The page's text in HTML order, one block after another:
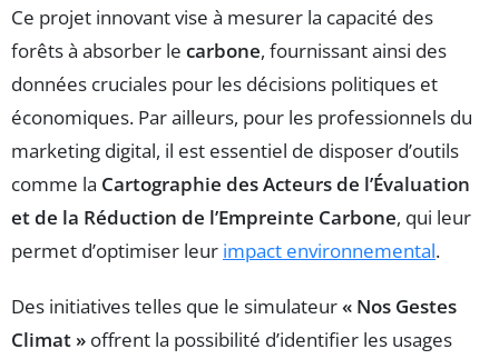
Ce projet innovant vise à mesurer la capacité des
forêts à absorber le carbone, fournissant ainsi des
données cruciales pour les décisions politiques et
économiques. Par ailleurs, pour les professionnels du
marketing digital, il est essentiel de disposer d’outils
comme la Cartographie des Acteurs de l’Évaluation
et de la Réduction de l’Empreinte Carbone, qui leur
permet d’optimiser leur impact environnemental.
Des initiatives telles que le simulateur« Nos Gestes
Climat » offrent la possibilité d’identifier les usages